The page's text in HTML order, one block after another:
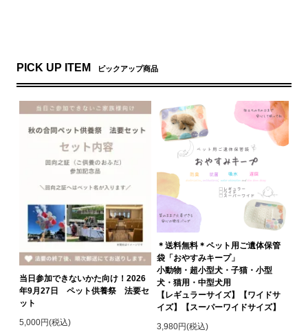
PICK UP ITEM ピックアップ商品
当日参加できないかた向け！2026
年9月27日 ペット供養祭 法要セ
ット
5,000円(税込)
＊送料無料＊ペット用ご遺体保管
袋「おやすみキープ」
小動物・超小型犬・子猫・小型
犬・猫用・中型犬用
【レギュラーサイズ】【ワイドサ
イズ】【スーパーワイドサイズ】
3,980円(税込)